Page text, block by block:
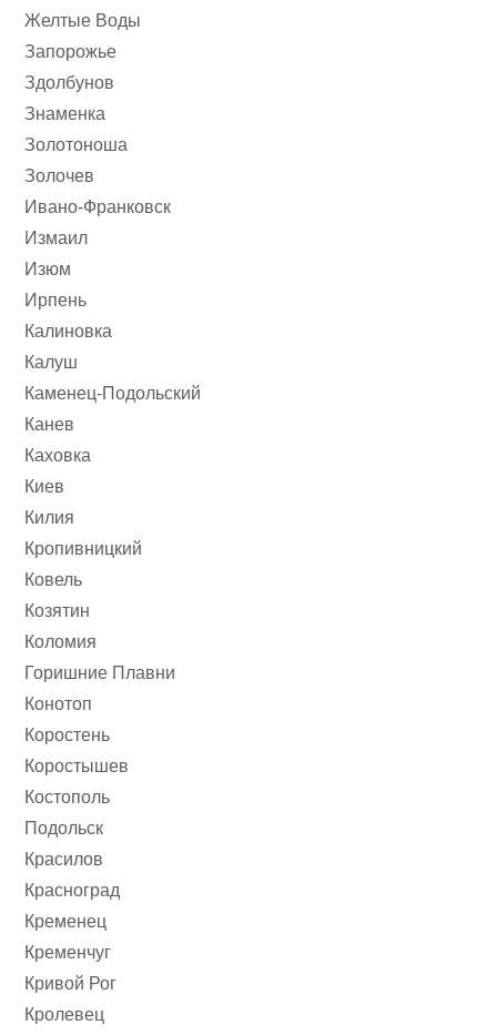
Желтые Воды
Запорожье
Здолбунов
Знаменка
Золотоноша
Золочев
Ивано-Франковск
Измаил
Изюм
Ирпень
Калиновка
Калуш
Каменец-Подольский
Канев
Каховка
Киев
Килия
Кропивницкий
Ковель
Козятин
Коломия
Горишние Плавни
Конотоп
Коростень
Коростышев
Костополь
Подольск
Красилов
Красноград
Кременец
Кременчуг
Кривой Рог
Кролевец